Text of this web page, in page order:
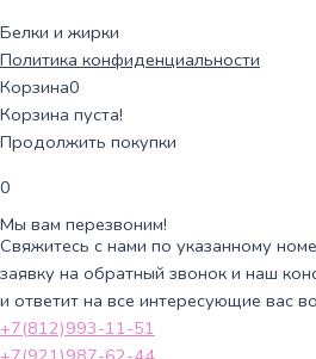
Белки и жирки
Политика конфиденциальности
Корзина0
Корзина пуста!
Продолжить покупки
0
Мы вам перезвоним!
Свяжитесь с нами по указанному
заявку на обратный звонок и наш
и ответит на все интересующие вас
+7(812)993-11-51